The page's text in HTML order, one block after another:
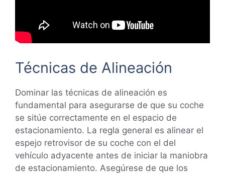
Técnicas de Alineación
Dominar las técnicas de alineación es
fundamental para asegurarse de que su coche
se sitúe correctamente en el espacio de
estacionamiento. La regla general es alinear el
espejo retrovisor de su coche con el del
vehículo adyacente antes de iniciar la maniobra
de estacionamiento. Asegúrese de que los